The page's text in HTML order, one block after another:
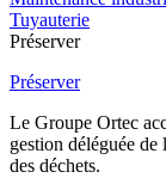
Tuyauterie
Préserver
Préserver
Le Groupe Ortec
gestion déléguée
des déchets.